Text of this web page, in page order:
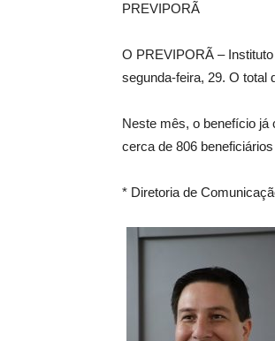
PREVIPORÃ
O PREVIPORÃ –
segunda-feira, 29. O total
Neste mês, o benefício
cerca de 806
* Diretoria de